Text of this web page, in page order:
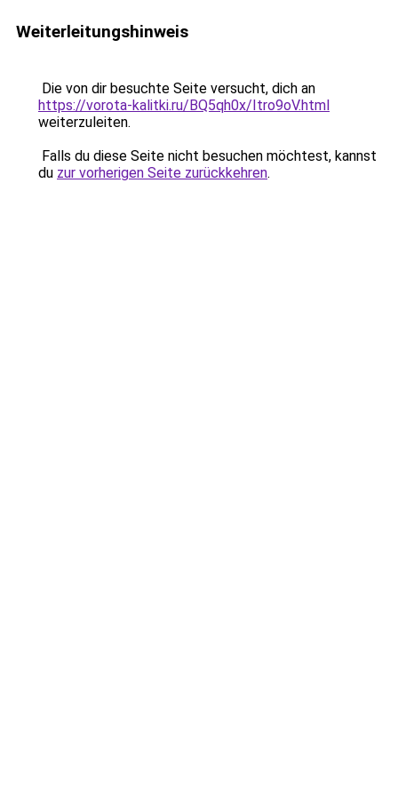
Weiterleitungshinweis
Die von dir besuchte Seite versucht, dich an
https://vorota-kalitki.ru/BQ5qh0x/Itro9oV.html
weiterzuleiten.
Falls du diese Seite nicht besuchen möchtest, kannst
du zur vorherigen Seite zurückkehren.